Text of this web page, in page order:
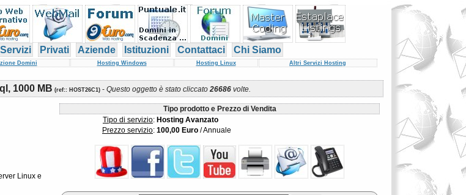
Servizi Privati Aziende Istituzioni Contattaci Chi Siamo
Domini Hosting Windows Hosting Linux Altri Servizi Hosting
1000 MB (ref:: HOST26C1) - Questo oggetto è stato cliccato 26686 volte.
Linux e
Tipo prodotto e Prezzo di Vendita
Tipo di servizio: Hosting Avanzato
Prezzo servizio: 100,00 Euro / Annuale